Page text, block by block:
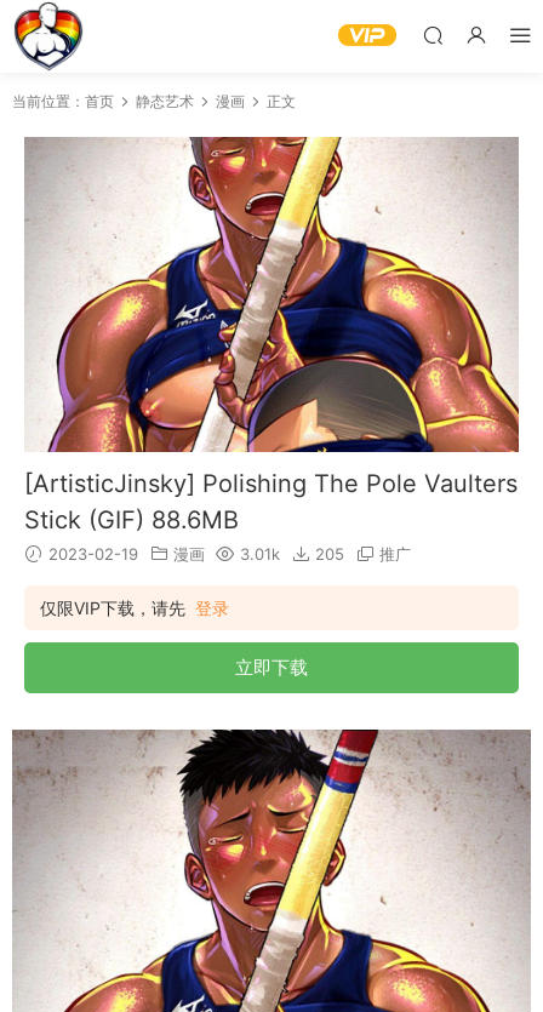
当前位置： 首页 静态艺术 漫画 正文
[ArtisticJinsky] Polishing The Pole Vaulters
Stick (GIF) 88.6MB
2023-02-19 漫画 3.01k 205 推广
仅限VIP下载，请先 登录
立即下载